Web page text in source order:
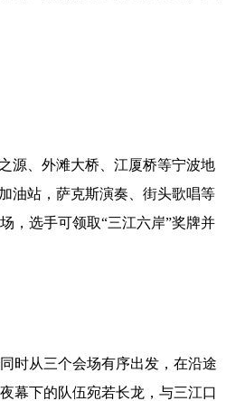
源、外滩大桥、江厦桥等宁波地
油站，萨克斯演奏、街头歌唱等
，选手可领取“三江六岸”奖牌并
时从三个会场有序出发，在沿途
幕下的队伍宛若长龙，与三江口